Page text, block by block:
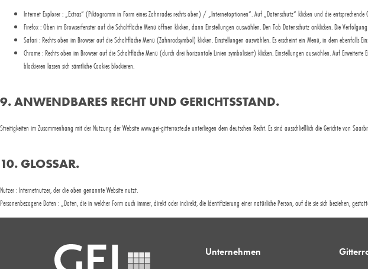
Internet Explorer : „Extras“ (Piktogramm in Form eines Zahnrades rechts oben) / „Internetoptionen“. Auf „Datenschutz“ klicken und die
Firefox : Oben im Browserfenster auf die Schaltfläche Menü öffnen klicken, dann Einstellungen auswählen. Den Tab Datenschutz anklicken. Die
Safari : Rechts oben im Browser auf die Schaltfläche Menü (Zahnradsymbol) klicken. Einstellungen auswählen. Es erscheint ein Menü, in dem ebenfalls
Chrome : Rechts oben im Browser auf die Schaltfläche Menü (durch drei horizontale Linien symbolisiert) klicken. Einstellungen auswählen. Auf
blockieren lassen sich sämtliche Cookies blockieren.
9. ANWENDBARES RECHT UND GERICHTSSTAND.
Streitigkeiten im Zusammenhang mit der Nutzung der Website www.gei-gitterroste.de unterliegen dem deutschen Recht. Es sind ausschließlich die Gerichte von
10. GLOSSAR.
Nutzer : Internetnutzer, der die oben genannte Website nutzt.
Personenbezogene Daten : „Daten, die in welcher Form auch immer, direkt oder indirekt, die Identifizierung einer natürliche Person, auf die sie sich beziehen,
Unternehmen